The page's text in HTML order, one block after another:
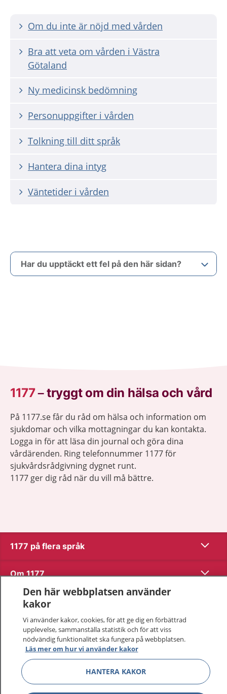
Om du inte är nöjd med vården
Bra att veta om vården i Västra
Götaland
Ny medicinsk bedömning
Personuppgifter i vården
Tolkning till ditt språk
Hantera dina intyg
Väntetider i vården
Har du upptäckt ett fel på den här sidan?
1177–tryggt om din hälsa och vård
På 1177.se får du råd om hälsa och information om
sjukdomar och vilka mottagningar du kan kontakta.
Logga in för att läsa din journal och göra dina
vårdärenden. Ring telefonnummer 1177 för
sjukvårdsrådgivning dygnet runt.
1177 ger dig råd när du vill må bättre.
1177 på flera språk Visa
Om 1177 Visa
Kontakt
Behandling av personuppgifter
Hantering av kakor
Den här webbplatsen använder
kakor
Vi använder kakor, cookies, för att ge dig en förbättrad
upplevelse, sammanställa statistik och för att viss
nödvändig funktionalitet ska fungera på webbplatsen.
Läs mer om hur vi använder kakor
HANTERA KAKOR